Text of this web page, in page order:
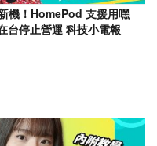
機！HomePod 支援用嘿
停止營運 科技小電報